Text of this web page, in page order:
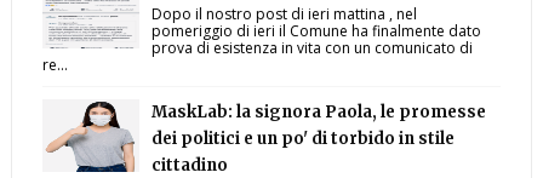
Dopo il nostro post di ieri mattina , nel
pomeriggio di ieri il Comune ha finalmente dato
prova di esistenza in vita con un comunicato di
re...
MaskLab: la signora Paola, le promesse
dei politici e un po' di torbido in stile
cittadino